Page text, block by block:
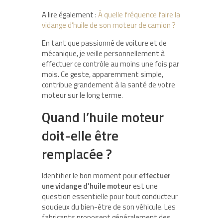
A lire également :À quelle fréquence faire la
vidange d’huile de son moteur de camion ?
En tant que passionné de voiture et de
mécanique, je veille personnellement à
effectuer ce contrôle au moins une fois par
mois. Ce geste, apparemment simple,
contribue grandement à la santé de votre
moteur sur le long terme.
Quand l’huile moteur
doit-elle être
remplacée ?
Identifier le bon moment poureffectuer
une vidange d’huile moteurest une
question essentielle pour tout conducteur
soucieux du bien-être de son véhicule. Les